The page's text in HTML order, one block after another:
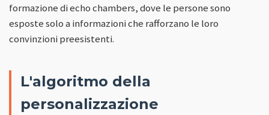
formazione di echo chambers, dove le persone sono
esposte solo a informazioni che rafforzano le loro
convinzioni preesistenti.
L'algoritmo della
personalizzazione